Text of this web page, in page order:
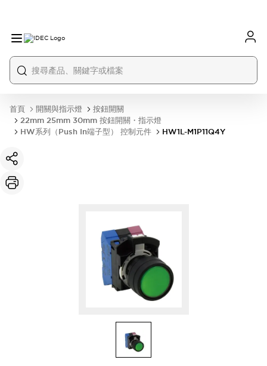
首頁 開關與指示燈
按鈕開關
22mm 25mm 30mm 按鈕開關・指示燈
HW系列（Push In端子型） 控制元件
HW1L-M1P11Q4Y